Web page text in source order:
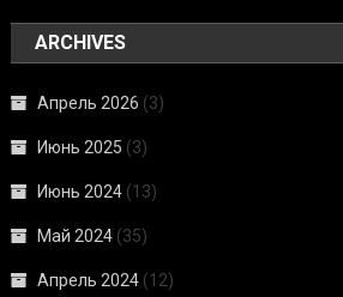
ARCHIVES
Апрель 2026 (3)
Июнь 2025 (3)
Июнь 2024 (13)
Май 2024 (35)
Апрель 2024 (12)